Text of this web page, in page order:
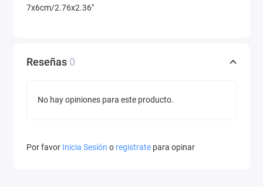
7x6cm/2.76x2.36"
Reseñas 0
No hay opiniones para este producto.
Por favor Inicia Sesión o registrate para opinar